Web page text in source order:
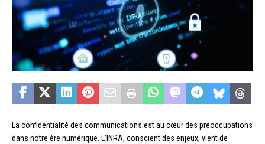
La confidentialité des communications est au cœur des préoccupations
dans notre ère numérique. L’INRA, conscient des enjeux, vient de